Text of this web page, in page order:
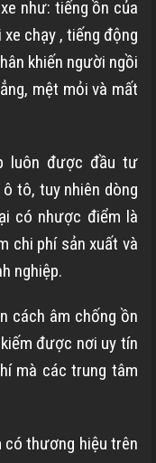
như: tiếng ồn của
chạy , tiếng động
khiến người ngồi
mệt mỏi và mất
luôn được đầu tư
tô, tuy nhiên dòng
có nhược điểm là
chi phí sản xuất và
nghiệp.
cách âm chống ồn
được nơi uy tín
mà các trung tâm
có thương hiệu trên